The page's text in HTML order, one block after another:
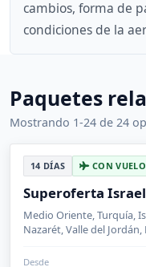
cambios, forma de
condiciones de la
Paquetes
Mostrando 1-24 de 24
14 DÍAS CON VUELO
Superoferta
Medio Oriente, Turquía,
Nazarét, Valle del Jordán,
Desde